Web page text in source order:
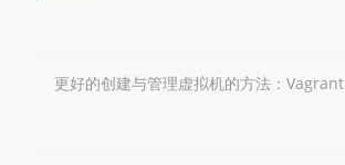
更好的创建与管理虚拟机的方法：Vagrant